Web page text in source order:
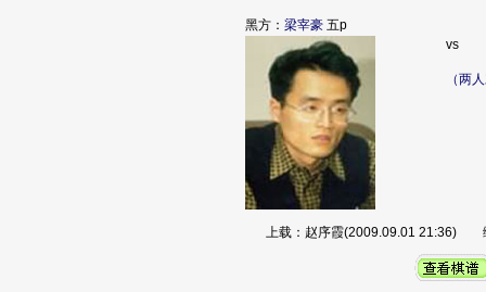
黑方： 梁宰豪 五p
vs
（两
上载：赵序霞(2009.09.01